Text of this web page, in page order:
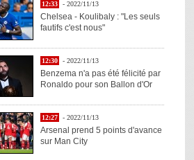
12:33 - 2022/11/13
Chelsea - Koulibaly : "Les seuls
fautifs c'est nous"
12:30 - 2022/11/13
Benzema n'a pas été félicité par
Ronaldo pour son Ballon d'Or
12:27 - 2022/11/13
Arsenal prend 5 points d'avance
sur Man City